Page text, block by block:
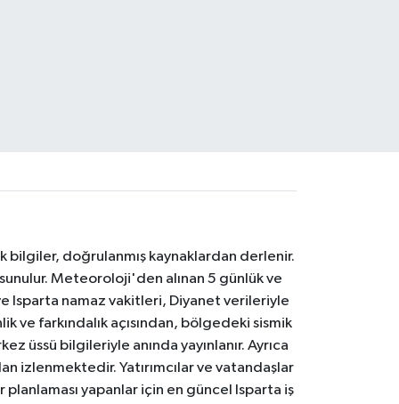
bilgiler, doğrulanmış kaynaklardan derlenir.
Meteoroloji'den alınan 5 günlük ve
Isparta namaz vakitleri, Diyanet verileriyle
ve farkındalık açısından, bölgedeki sismik
üssü bilgileriyle anında yayınlanır. Ayrıca
izlenmektedir. Yatırımcılar ve vatandaşlar
planlaması yapanlar için en güncel Isparta iş